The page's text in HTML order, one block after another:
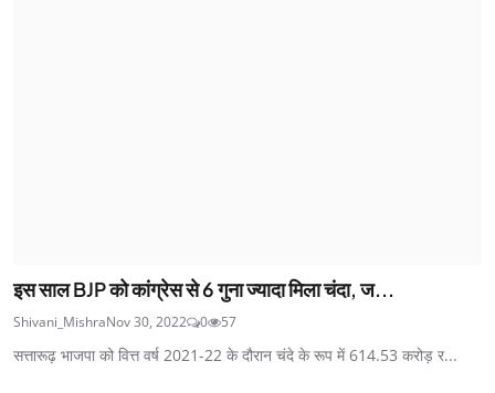
इस साल BJP को कांग्रेस से 6 गुना ज्यादा मिला चंदा, ज...
Shivani_MishraNov 30, 2022 0 57
सत्तारूढ़ भाजपा को वित्त वर्ष 2021-22 के दौरान चंदे के रूप में 614.53 करोड़ र...